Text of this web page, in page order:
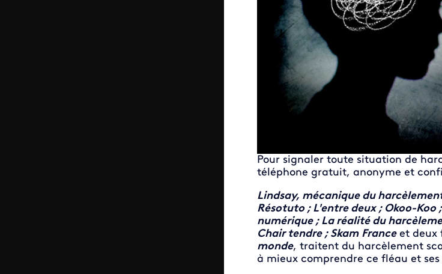
Pour signaler toute situation de
téléphone gratuit, anonyme et
Lindsay, mécanique du
Résotuto ; L'entre deux ; Okoo-Koo
numérique ; La réalité du
Chair tendre ; Skam Franceet deux
monde, traitent du harcèlement
à mieux comprendre ce fléau et ses